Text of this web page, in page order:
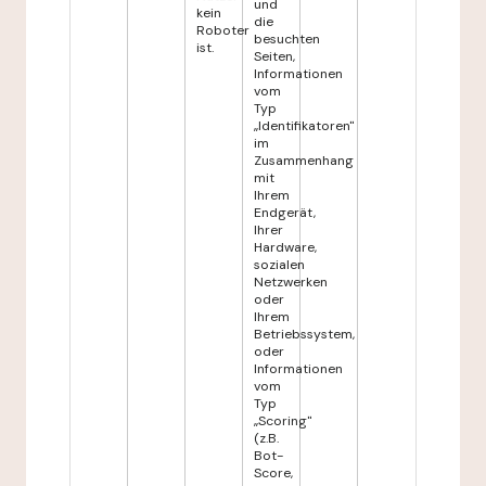
kein
Roboter
ist.
und
die
besuchten
Seiten,
Informationen
vom
Typ
„Identifikatoren"
im
Zusammenhang
mit
Ihrem
Endgerät,
Ihrer
Hardware,
sozialen
Netzwerken
oder
Ihrem
Betriebssystem,
oder
Informationen
vom
Typ
„Scoring"
(z.B.
Bot-
Score,